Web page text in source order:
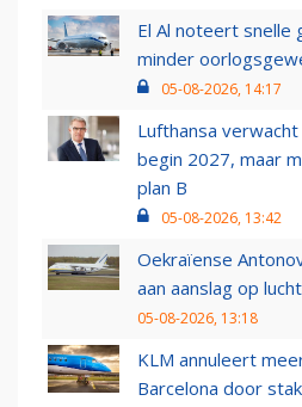
El Al noteert snelle
minder
05-08-2026, 14:17
Lufthansa
begin 2027, maar
plan B
05-08-2026, 13:42
Oekraïense
aan aanslag op
05-08-2026, 13:18
KLM annuleert
Barcelona door